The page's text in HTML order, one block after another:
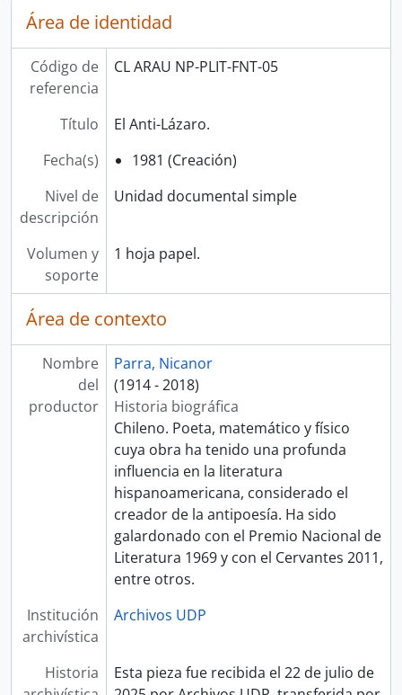
Área de identidad
Código de
referencia
CL ARAU NP-PLIT-FNT-05
Título
El Anti-Lázaro.
Fecha(s)
1981 (Creación)
Nivel de
descripción
Unidad documental simple
Volumen y
soporte
1 hoja papel.
Área de contexto
Nombre
del
productor
Parra, Nicanor
(1914 - 2018)
Historia biográfica
Chileno. Poeta, matemático y físico
cuya obra ha tenido una profunda
influencia en la literatura
hispanoamericana, considerado el
creador de la antipoesía. Ha sido
galardonado con el Premio Nacional de
Literatura 1969 y con el Cervantes 2011,
entre otros.
Institución
archivística
Archivos UDP
Historia
Esta pieza fue recibida el 22 de julio de